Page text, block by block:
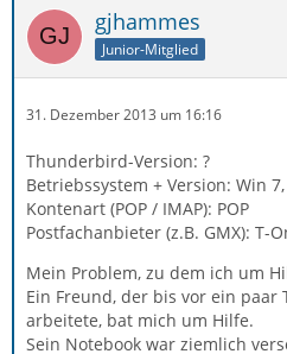
gjhammes
Junior-Mitglied
31. Dezember 2013 um 16:16
Thunderbird-Version: ?
Betriebssystem + Version: Win
Kontenart (POP / IMAP): POP
Postfachanbieter (z.B. GMX): T-
Mein Problem, zu dem ich um
Ein Freund, der bis vor ein paar
arbeitete, bat mich um Hilfe.
Sein Notebook war ziemlich